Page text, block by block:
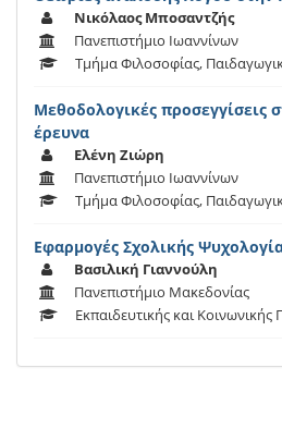
Νικόλαος Μποσαντζής
Πανεπιστήμιο Ιωαννίνων
Τμήμα Φιλοσοφίας,
Μεθοδολογικές προσεγγίσεις
έρευνα
Ελένη Ζιώρη
Πανεπιστήμιο Ιωαννίνων
Τμήμα Φιλοσοφίας,
Eφαρμογές Σχολικής
Βασιλική Γιαννούλη
Πανεπιστήμιο Μακεδονίας
Εκπαιδευτικής και Κοινωνικής